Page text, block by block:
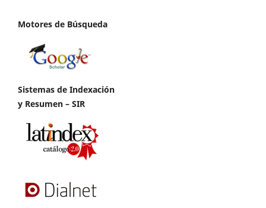
Motores de Búsqueda
Sistemas de Indexación
y Resumen – SIR